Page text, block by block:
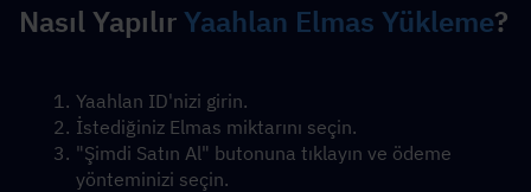
Nasıl Yapılır Yaahlan Elmas Yükleme?
Yaahlan ID'nizi girin.
İstediğiniz Elmas miktarını seçin.
"Şimdi Satın Al" butonuna tıklayın ve ödeme
yönteminizi seçin.